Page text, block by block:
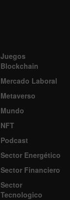
Juegos
Blockchain
Mercado Laboral
Metaverso
Mundo
NFT
Podcast
Sector Energético
Sector Financiero
Sector
Tecnologico